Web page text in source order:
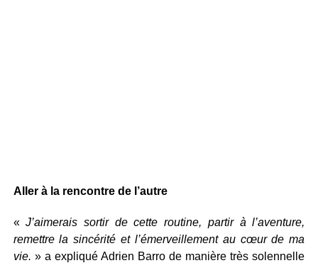
Aller à la rencontre de l’autre
«J’aimerais sortir de cette routine, partir à l’aventure,
remettre la sincérité et l’émerveillement au cœur de ma
vie. » a expliqué Adrien Barro de manière très solennelle